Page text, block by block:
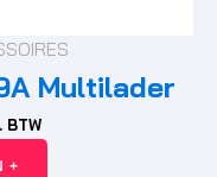
Multilader
BTW
+